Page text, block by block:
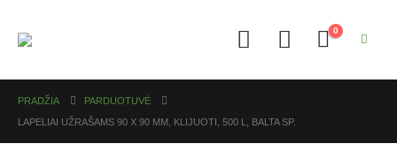
0
PRADŽIA
PARDUOTUVĖ
LAPELIAI UŽRAŠAMS 90 X 90 MM, KLIJUOTI, 500 L, BALTA SP.